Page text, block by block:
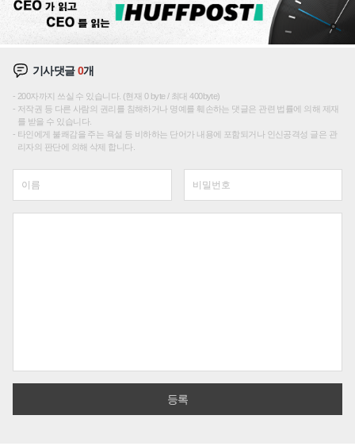
기사댓글0개
200자까지 쓰실 수 있습니다. (현재 0 byte / 최대 400byte)
저작권 등 다른 사람의 권리를 침해하거나 명예를 훼손하는 댓글은 관련 법률에 의해 제재
를 받을 수 있습니다.
타인에게 불쾌감을 주는 욕설 등 비하하는 단어가 내용에 포함되거나 인신공격성 글은 관
리자의 판단에 의해 삭제 합니다.